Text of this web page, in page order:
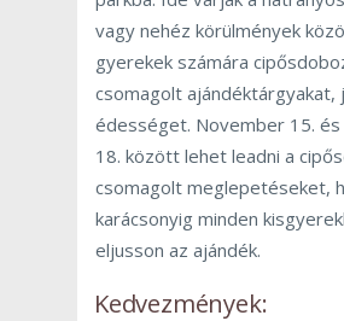
vagy nehéz körülmények
gyerekek számára
csomagolt ajándéktárgyakat,
édességet. November 15.
18. között lehet leadni a
csomagolt meglepetéseket,
karácsonyig minden
eljusson az ajándék.
Kedvezmények: